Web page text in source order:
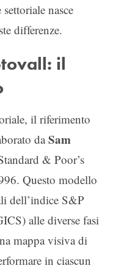
nasce
differenze.
il
il riferimento
daSam
& Poor’s
Questo modello
dell’indice S&P
alle diverse fasi
mappa visiva di
in ciascun